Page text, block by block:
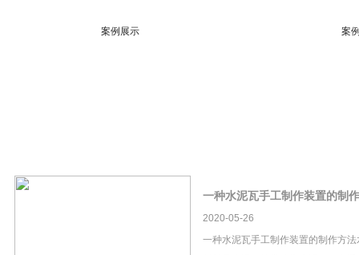
案例展示 案
一种水泥瓦手工制作装置的制
2020-05-26
一种水泥瓦手工制作装置的制作方